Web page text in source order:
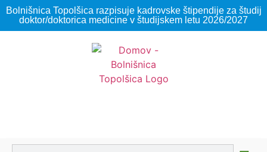
Bolnišnica Topolšica razpisuje kadrovske štipendije za študij
doktor/doktorica medicine v študijskem letu 2026/2027